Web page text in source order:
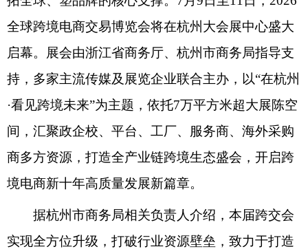
全球跨境电商交易博览会将在杭州大会展中心盛大
启幕。展会由浙江省商务厅、杭州市商务局指导支
持，多家主流传媒及展览企业联合主办，以“在杭州
·看见跨境未来”为主题，依托7万平方米超大展陈空
间，汇聚政企校、平台、工厂、服务商、海外采购
商多方资源，打造全产业链跨境生态盛会，开启跨
境电商新十年高质量发展新篇章。
据杭州市商务局相关负责人介绍，本届跨交会
实现全方位升级，打破行业资源壁垒，致力于打造